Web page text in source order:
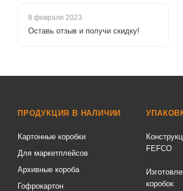
8 февраля 2023
Оставь отзыв и получи скидку!
ПРОДУКЦИЯ В НАЛИЧИИ
Картонные коробки
Для маркетплейсов
Архивные короба
Гофрокартон
FEFCO
коробок